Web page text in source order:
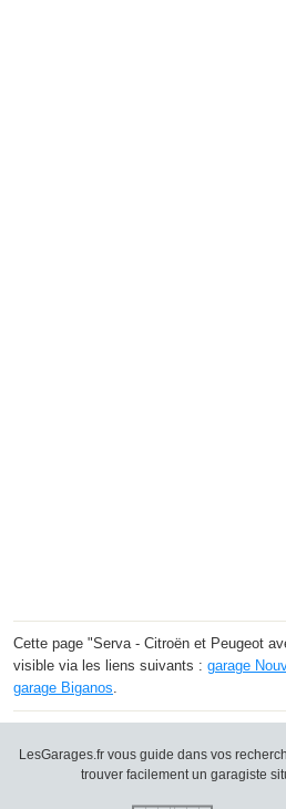
Cette page "Serva - Citroën et Peugeot
visible via les liens suivants : garage
garage Biganos.
LesGarages.fr vous guide dans vos
trouver facilement un garagiste